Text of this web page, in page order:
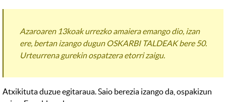
Azaroaren 13koak urrezko amaiera emango dio, izan
ere, bertan izango dugun OSKARBI TALDEAKbere 50.
Urteurrena gurekin ospatzera etorri zaigu.
Atxikituta duzue egitaraua. Saio berezia izango da, ospakizun